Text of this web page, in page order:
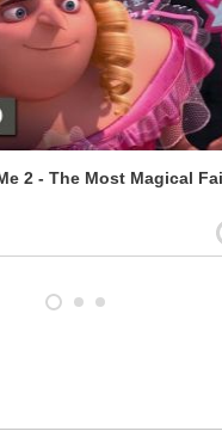
2 - The Most Magical